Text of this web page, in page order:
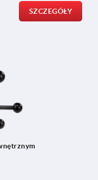
SZCZEGÓŁY